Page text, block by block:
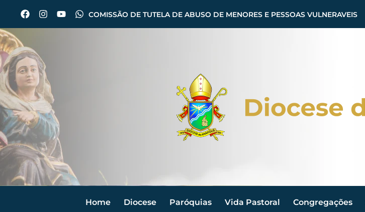
COMISSÃO DE TUTELA DE ABUSO DE MENORES E PESSOAS VULNERAVEIS
Home Diocese Paróquias Vida Pastoral Congregações